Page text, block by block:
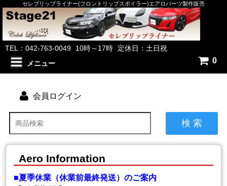
セレブリップライナー(フロントリップスポイラー)エアロパーツ製作販売
TEL：042-763-0049 10時～17時 定休日：土日祝
メニュー 0
会員ログイン
検 索
Aero Information
■夏季休業（休業前最終発送）のご案内